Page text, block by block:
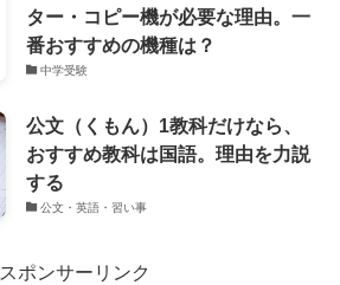
ター・コピー機が必要な理由。一
番おすすめの機種は？
中学受験
公文（くもん）1教科だけなら、
おすすめ教科は国語。理由を力説
する
公文・英語・習い事
スポンサーリンク